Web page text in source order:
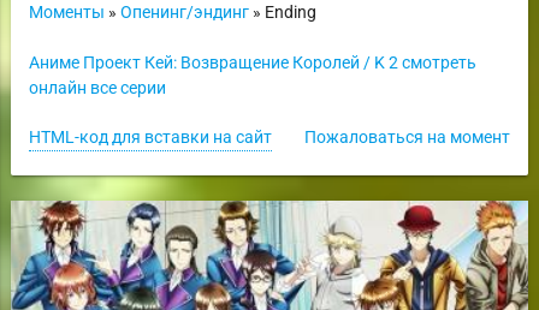
Моменты » Опенинг/эндинг» Ending
Аниме Проект Кей: Возвращение Королей / K 2 смотреть
онлайн все серии
Пожаловаться на момент
HTML-код для вставки на сайт